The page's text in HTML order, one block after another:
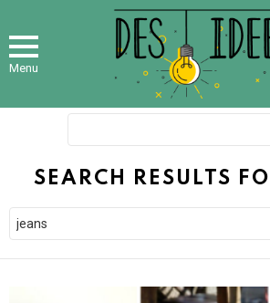
Menu
SEARCH RESULTS
for: